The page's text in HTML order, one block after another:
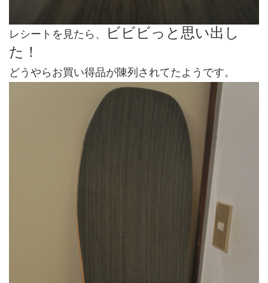
レシートを見たら、
ビビビっと思い出し
た！
どうやらお買い得品が陳列されてたようです。